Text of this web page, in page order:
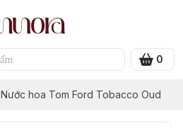
0
Nước hoa Tom Ford Tobacco Oud